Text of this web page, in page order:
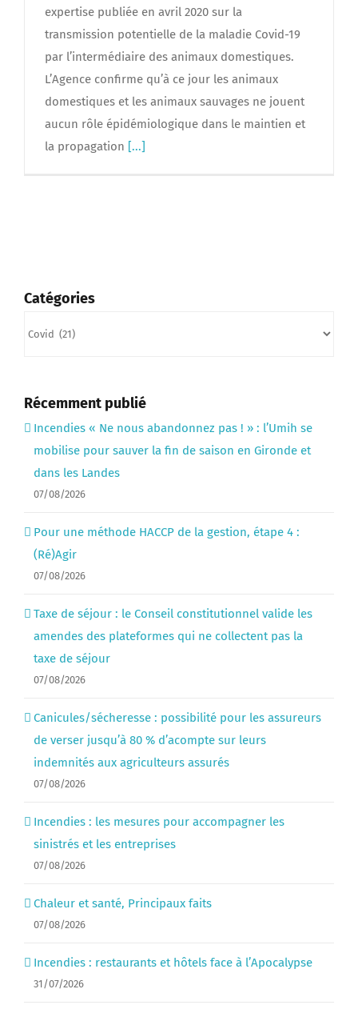
expertise publiée en avril 2020 sur la
transmission potentielle de la maladie Covid-19
par l’intermédiaire des animaux domestiques.
L’Agence confirme qu’à ce jour les animaux
domestiques et les animaux sauvages ne jouent
aucun rôle épidémiologique dans le maintien et
la propagation [...]
Catégories
Récemment publié
Incendies « Ne nous abandonnez pas ! » : l’Umih se
mobilise pour sauver la fin de saison en Gironde et
dans les Landes
07/08/2026
Pour une méthode HACCP de la gestion, étape 4 :
(Ré)Agir
07/08/2026
Taxe de séjour : le Conseil constitutionnel valide les
amendes des plateformes qui ne collectent pas la
taxe de séjour
07/08/2026
Canicules/sécheresse : possibilité pour les assureurs
de verser jusqu’à 80 % d’acompte sur leurs
indemnités aux agriculteurs assurés
07/08/2026
Incendies : les mesures pour accompagner les
sinistrés et les entreprises
07/08/2026
Chaleur et santé, Principaux faits
07/08/2026
Incendies : restaurants et hôtels face à l’Apocalypse
31/07/2026